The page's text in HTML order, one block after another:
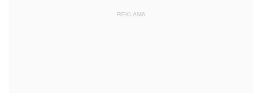
REKLAMA